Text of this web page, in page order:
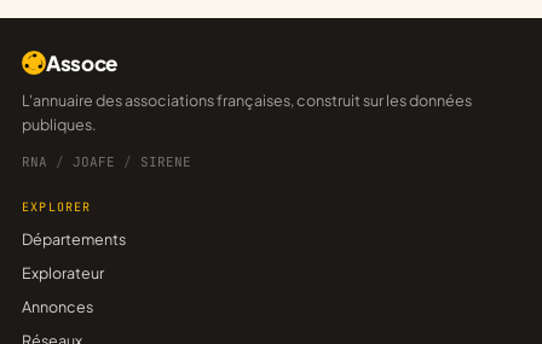
Assoce
L'annuaire des associations françaises, construit sur les données
publiques.
RNA / JOAFE / SIRENE
EXPLORER
Départements
Explorateur
Annonces